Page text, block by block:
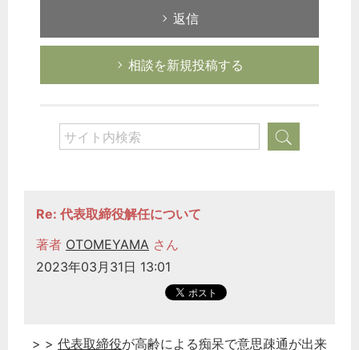
返信
相談を新規投稿する
Re: 代表取締役解任について
著者 OTOMEYAMA さん
2023年03月31日 13:01
> > 代表取締役が高齢による痴呆で意思疎通が出来